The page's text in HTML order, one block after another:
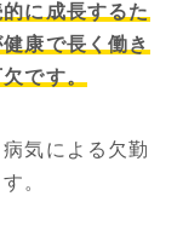
に成長するた
康で長く働き
です。
気による欠勤
。